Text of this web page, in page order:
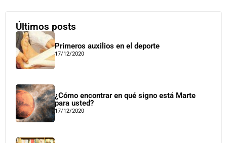
Últimos posts
Primeros auxilios en el deporte
17/12/2020
¿Cómo encontrar en qué signo está Marte
para usted?
17/12/2020